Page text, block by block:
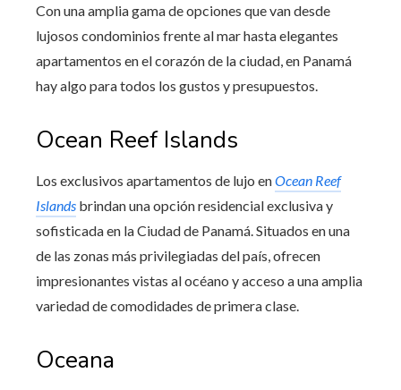
Con una amplia gama de opciones que van desde
lujosos condominios frente al mar hasta elegantes
apartamentos en el corazón de la ciudad, en Panamá
hay algo para todos los gustos y presupuestos.
Ocean Reef Islands
Los exclusivos apartamentos de lujo enOcean Reef
Islands brindan una opción residencial exclusiva y
sofisticada en la Ciudad de Panamá. Situados en una
de las zonas más privilegiadas del país, ofrecen
impresionantes vistas al océano y acceso a una amplia
variedad de comodidades de primera clase.
Oceana